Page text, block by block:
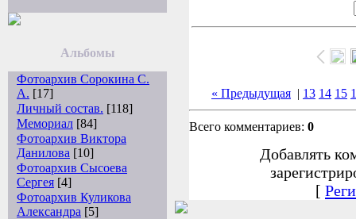
Альбомы
Фотоархив Сорокина С.
А. [17]
Личный состав. [118]
Мемориал [84]
Фотоархив Виктора
Данилова [10]
Фотоархив Сысоева
Сергея [4]
Фотоархив Куликова
Александра [5]
« Предыдущая | 13 14 15
Всего комментариев: 0
Добавлять
[